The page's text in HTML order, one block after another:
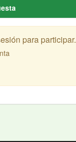
para participar.